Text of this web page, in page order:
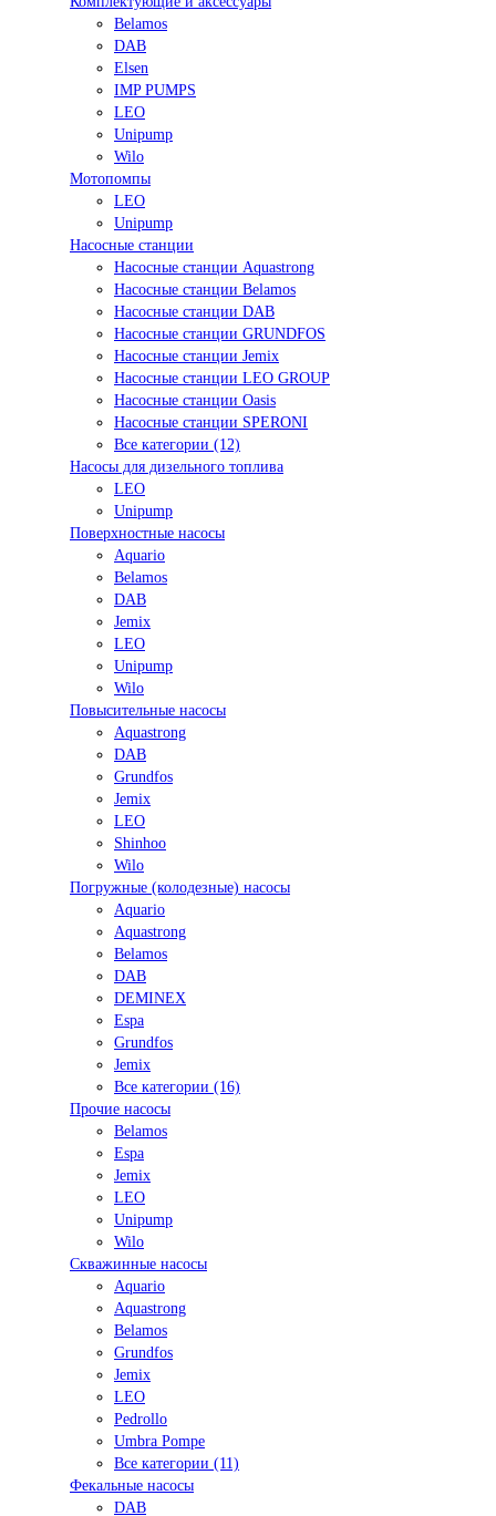
Belamos
DAB
Elsen
IMP PUMPS
LEO
Unipump
Wilo
Мотопомпы
LEO
Unipump
Насосные станции
Насосные станции Aquastrong
Насосные станции Belamos
Насосные станции DAB
Насосные станции GRUNDFOS
Насосные станции Jemix
Насосные станции LEO GROUP
Насосные станции Oasis
Насосные станции SPERONI
Все категории (12)
Насосы для дизельного топлива
LEO
Unipump
Поверхностные насосы
Aquario
Belamos
DAB
Jemix
LEO
Unipump
Wilo
Повысительные насосы
Aquastrong
DAB
Grundfos
Jemix
LEO
Shinhoo
Wilo
Погружные (колодезные) насосы
Aquario
Aquastrong
Belamos
DAB
DEMINEX
Espa
Grundfos
Jemix
Все категории (16)
Прочие насосы
Belamos
Espa
Jemix
LEO
Unipump
Wilo
Скважинные насосы
Aquario
Aquastrong
Belamos
Grundfos
Jemix
LEO
Pedrollo
Umbra Pompe
Все категории (11)
Фекальные насосы
DAB